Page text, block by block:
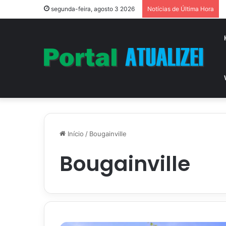
segunda-feira, agosto 3 2026 Notícias de Última Hora
Início / Bougainville
Bougainville